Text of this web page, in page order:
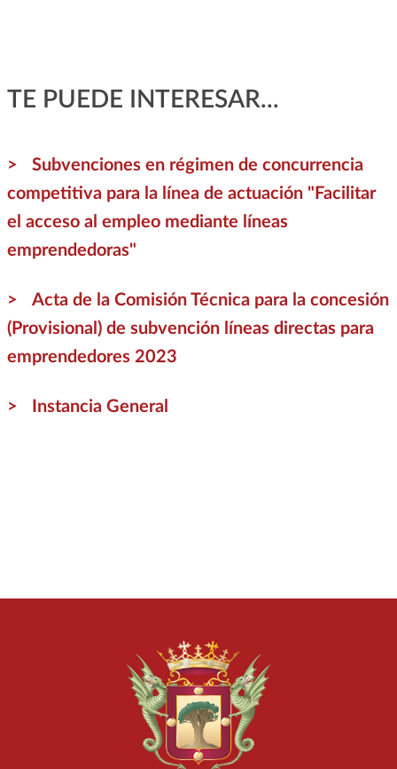
TE PUEDE INTERESAR...
Subvenciones en régimen de concurrencia
competitiva para la línea de actuación "Facilitar
el acceso al empleo mediante líneas
emprendedoras"
Acta de la Comisión Técnica para la concesión
(Provisional) de subvención líneas directas para
emprendedores 2023
Instancia General